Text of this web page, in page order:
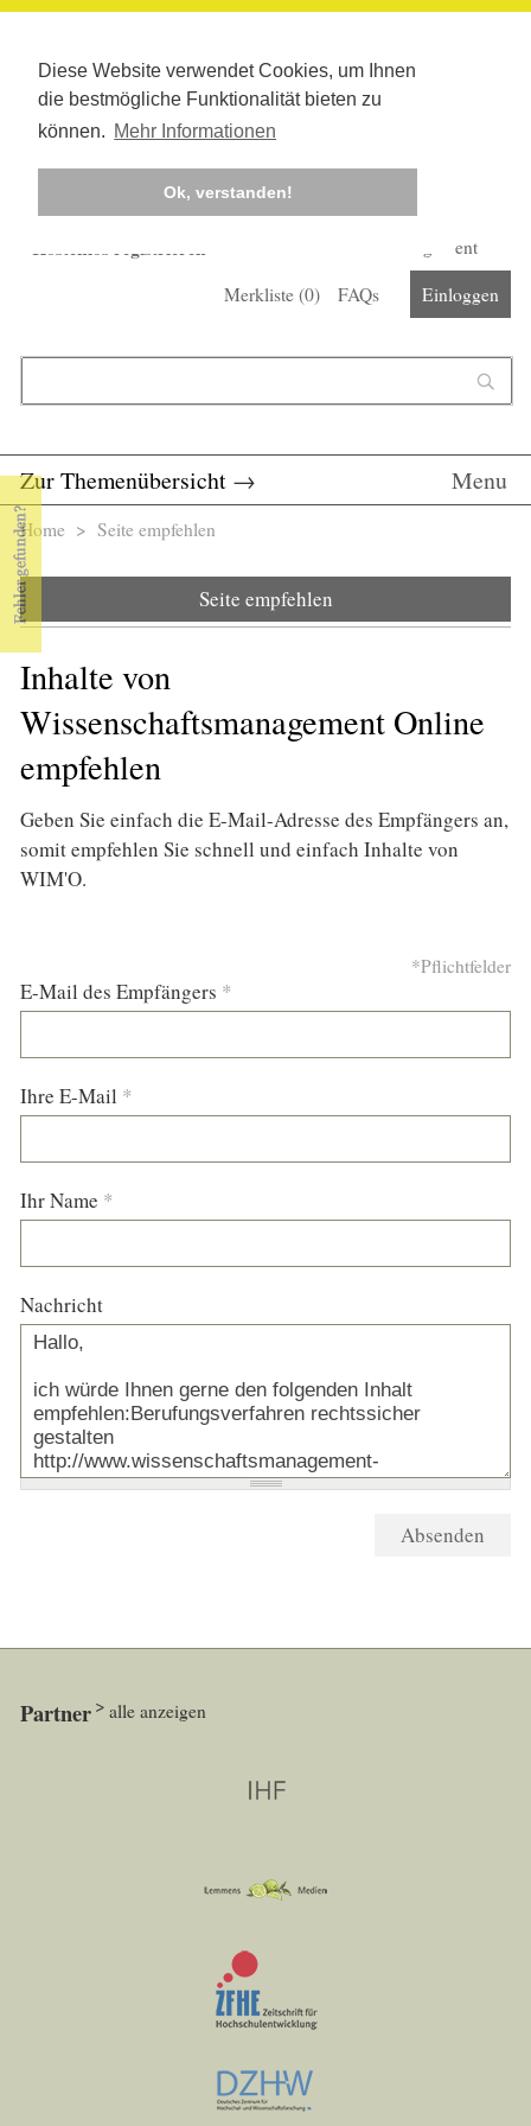
Diese Website verwendet Cookies, um Ihnen
die bestmögliche Funktionalität bieten zu
können. Mehr Informationen
Ok, verstanden!
Kostenlos registrieren
Corona-Management
Merkliste (0) FAQs Einloggen
Zur Themenübersicht → Menu
Sie sind hier
Home > Seite empfehlen
Seite empfehlen
Inhalte von
Wissenschaftsmanagement Online
empfehlen
Geben Sie einfach die E-Mail-Adresse des Empfängers an,
somit empfehlen Sie schnell und einfach Inhalte von
WIM'O.
*Pflichtfelder
E-Mail des Empfängers *
Ihre E-Mail *
Ihr Name *
Nachricht
Partner alle anzeigen